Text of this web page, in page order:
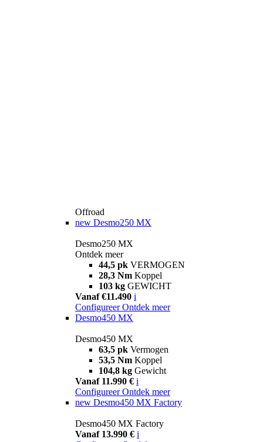
Offroad
new Desmo250 MX
Desmo250 MX
Ontdek meer
44,5 pk VERMOGEN
28,3 Nm Koppel
103 kg GEWICHT
Vanaf €11.490 i
Configureer Ontdek meer
Desmo450 MX
Desmo450 MX
63,5 pk Vermogen
53,5 Nm Koppel
104,8 kg Gewicht
Vanaf 11.990 € i
Configureer Ontdek meer
new Desmo450 MX Factory
Desmo450 MX Factory
Vanaf 13.990 € i